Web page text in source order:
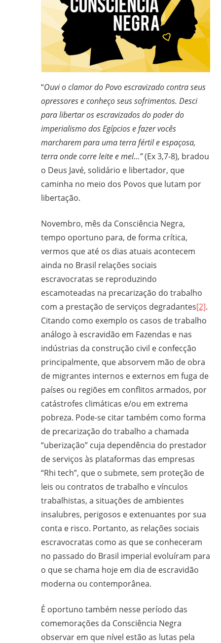
Instituto
doutorando
Educação
FAE/UFMG;
assessor
Urbanos,
gilvanderufmg@gmail.com
www.gilvander.org.br
www.freigilvander.blogspot.com.br
www.twitter.com/gilvanderluis
facebook:
Gilvander
Moreira
“Ouvi o clamor do Povo escravizado contra seus
opressores e conheço seus sofrimentos. Desci
para libertar os escravizados do poder do
imperialismo dos Egípcios e fazer vocês
marcharem para uma terra fértil e espaçosa,
terra onde corre leite e mel…”(Ex 3,7-8), bradou
o Deus Javé, solidário e libertador, que
caminha no meio dos Povos que lutam por
libertação.
Novembro, mês da Consciência Negra,
tempo oportuno para, de forma crítica,
vermos que até os dias atuais acontecem
ainda no Brasil relações sociais
escravocratas se reproduzindo
escamoteadas na precarização do trabalho
com a prestação de serviços degradantes[2].
Citando como exemplo os casos de trabalho
análogo à escravidão em Fazendas e nas
indústrias da construção civil e confecção
principalmente, que absorvem mão de obra
de migrantes internos e externos em fuga de
países ou regiões em conflitos armados, por
catástrofes climáticas e/ou em extrema
pobreza. Pode-se citar também como forma
de precarização do trabalho a chamada
“uberização” cuja dependência do prestador
de serviços às plataformas das empresas
“Rhi tech”, que o submete, sem proteção de
leis ou contratos de trabalho e vínculos
trabalhistas, a situações de ambientes
insalubres, perigosos e extenuantes por sua
conta e risco. Portanto, as relações sociais
escravocratas como as que se conheceram
no passado do Brasil imperial evoluíram para
o que se chama hoje em dia de escravidão
moderna ou contemporânea.
É oportuno também nesse período das
comemorações da Consciência Negra
observar em que nível estão as lutas pela